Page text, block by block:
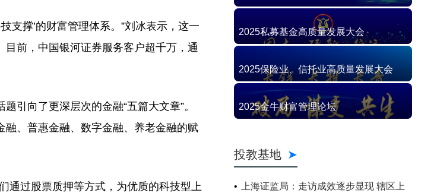
撑’的财富管理体系。”刘冰表示，这一
前，中国银河证券服务客户超千万，通
向了更深层次的金融“五篇大文章”。
、普惠金融、数字金融、养老金融的赋
过股票质押等方式，为优质的科技型上
2025私募基金高质量发展大会
2025保险业、信托业高质量发展大会
2025金牛财富管理论坛
投教基地
上海证监局：走访成效逐步显现 辖区上